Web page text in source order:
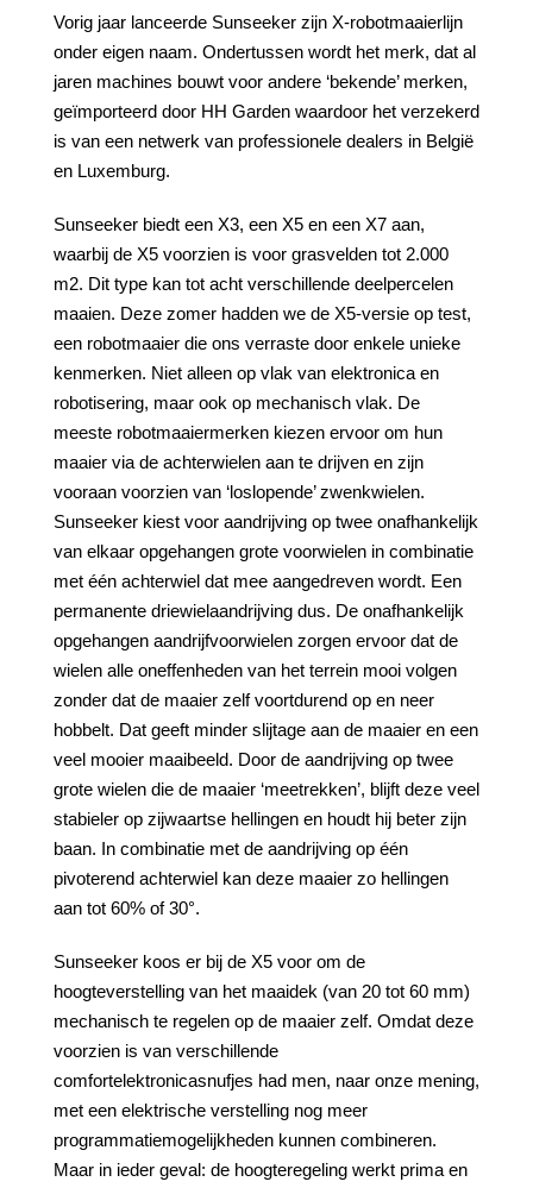
Vorig jaar lanceerde Sunseeker zijn X-robotmaaierlijn
onder eigen naam. Ondertussen wordt het merk, dat al
jaren machines bouwt voor andere ‘bekende’ merken,
geïmporteerd door HH Garden waardoor het verzekerd
is van een netwerk van professionele dealers in België
en Luxemburg.
Sunseeker biedt een X3, een X5 en een X7 aan,
waarbij de X5 voorzien is voor grasvelden tot 2.000
m2. Dit type kan tot acht verschillende deelpercelen
maaien. Deze zomer hadden we de X5-versie op test,
een robotmaaier die ons verraste door enkele unieke
kenmerken. Niet alleen op vlak van elektronica en
robotisering, maar ook op mechanisch vlak. De
meeste robotmaaiermerken kiezen ervoor om hun
maaier via de achterwielen aan te drijven en zijn
vooraan voorzien van ‘loslopende’ zwenkwielen.
Sunseeker kiest voor aandrijving op twee onafhankelijk
van elkaar opgehangen grote voorwielen in combinatie
met één achterwiel dat mee aangedreven wordt. Een
permanente driewielaandrijving dus. De onafhankelijk
opgehangen aandrijfvoorwielen zorgen ervoor dat de
wielen alle oneffenheden van het terrein mooi volgen
zonder dat de maaier zelf voortdurend op en neer
hobbelt. Dat geeft minder slijtage aan de maaier en een
veel mooier maaibeeld. Door de aandrijving op twee
grote wielen die de maaier ‘meetrekken’, blijft deze veel
stabieler op zijwaartse hellingen en houdt hij beter zijn
baan. In combinatie met de aandrijving op één
pivoterend achterwiel kan deze maaier zo hellingen
aan tot 60% of 30°.
Sunseeker koos er bij de X5 voor om de
hoogteverstelling van het maaidek (van 20 tot 60 mm)
mechanisch te regelen op de maaier zelf. Omdat deze
voorzien is van verschillende
comfortelektronicasnufjes had men, naar onze mening,
met een elektrische verstelling nog meer
programmatiemogelijkheden kunnen combineren.
Maar in ieder geval: de hoogteregeling werkt prima en